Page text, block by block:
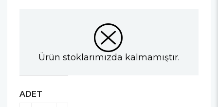
Ürün stoklarımızda kalmamıştır.
ADET